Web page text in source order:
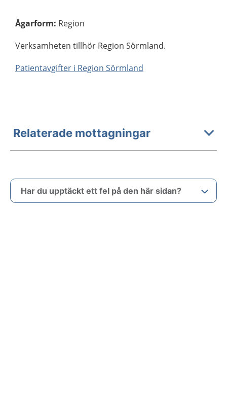
Ägarform: Region
Verksamheten tillhör Region Sörmland.
Patientavgifter i Region Sörmland
Relaterade mottagningar
Har du upptäckt ett fel på den här sidan?